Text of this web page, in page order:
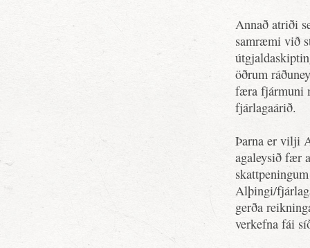
Annað atriði
samræmi við
öðrum
færa fjármuni
fjárlagaárið.
Þarna er vilji
agaleysið fær
Alþingi/
gerða
verkefna fái